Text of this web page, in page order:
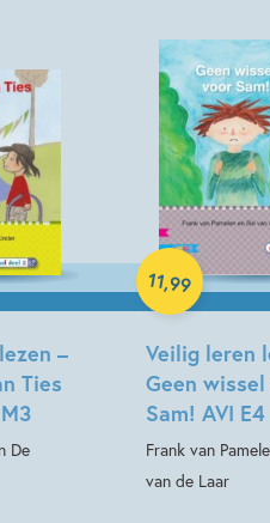
–
Ties
De
Veilig leren
Geen
Sam! AVI E4
Frank van
van de Laar
11,99
Hardcover